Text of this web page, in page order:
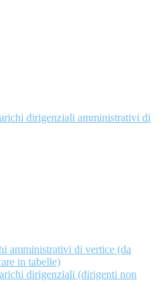
dirigenziali amministrativi di
amministrativi di vertice (da
in tabelle)
dirigenziali (dirigenti non